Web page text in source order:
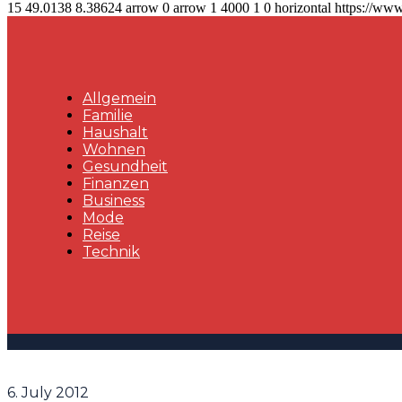
15 49.0138 8.38624 arrow 0 arrow 1 4000 1 0 horizontal https://
Allgemein
Familie
Haushalt
Wohnen
Gesundheit
Finanzen
Business
Mode
Reise
Technik
6. July 2012